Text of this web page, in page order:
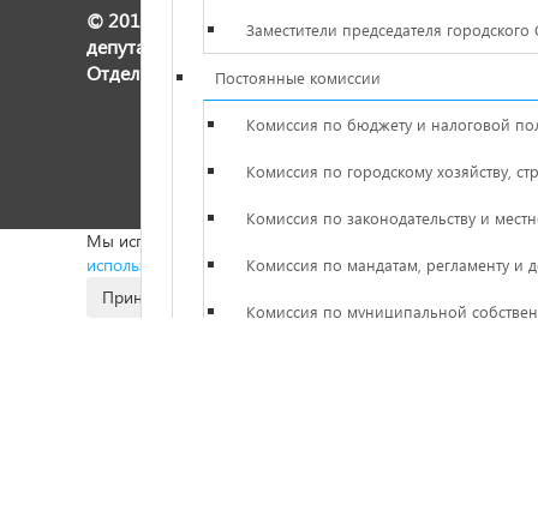
Заместители председателя
Постоянные комиссии
Комиссия по бюджету и налоговой
Комиссия по городскому хозяйству,
Комиссия по законодательству и
Комиссия по мандатам, регламенту и
Комиссия по муниципальной
© 2017 - Магнитогорское городское Собрание
депутатов
Отдел по взаимодействию со СМИ
Мы используем файлы Cookies для того, чтобы сделать
использования файлов Cookies .
Принять